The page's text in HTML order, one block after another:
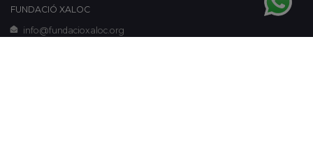
FUNDACIÓ XALOC
info@fundacioxaloc.org